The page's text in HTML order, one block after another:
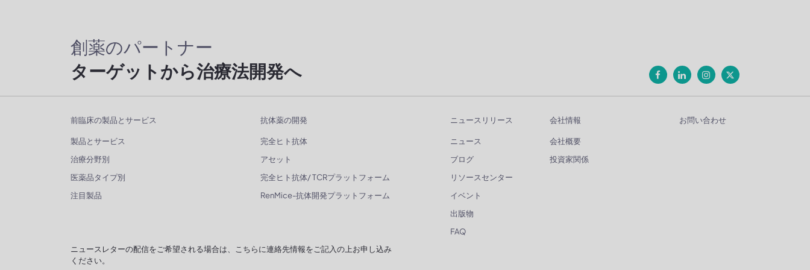
創薬のパートナー
ターゲットから治療法開発へ
前臨床の製品とサービス
製品とサービス
治療分野別
医薬品タイプ別
注目製品
抗体薬の開発
完全ヒト抗体
アセット
完全ヒト抗体/ TCRプラットフォーム
RenMice-抗体開発プラットフォーム
ニュースリリース
ニュース
ブログ
リソースセンター
イベント
出版物
FAQ
会社情報
会社概要
投資家関係
お問い合わせ
ニュースレターの配信をご希望される場合は、こちらに連絡先情報をご記入の上お申し込み
ください。